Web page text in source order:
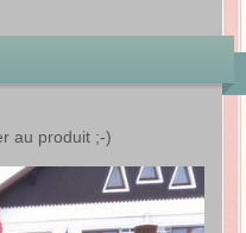
au produit ;-)